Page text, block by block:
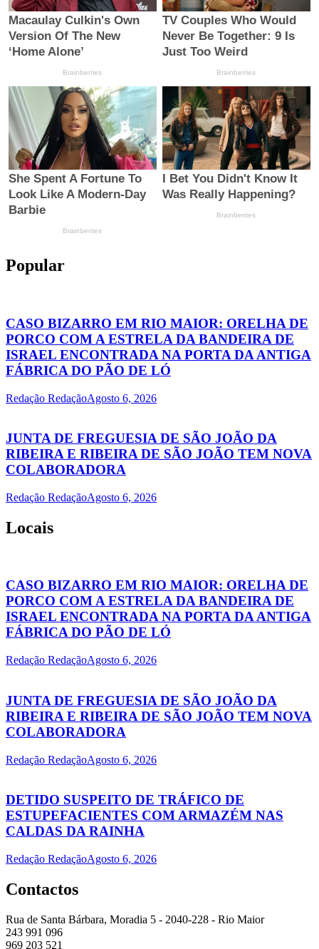
Popular
CASO BIZARRO EM RIO MAIOR: ORELHA DE
PORCO COM A ESTRELA DA BANDEIRA DE
ISRAEL ENCONTRADA NA PORTA DA ANTIGA
FÁBRICA DO PÃO DE LÓ
Redação RedaçãoAgosto 6, 2026
JUNTA DE FREGUESIA DE SÃO JOÃO DA
RIBEIRA E RIBEIRA DE SÃO JOÃO TEM NOVA
COLABORADORA
Redação RedaçãoAgosto 6, 2026
Locais
CASO BIZARRO EM RIO MAIOR: ORELHA DE
PORCO COM A ESTRELA DA BANDEIRA DE
ISRAEL ENCONTRADA NA PORTA DA ANTIGA
FÁBRICA DO PÃO DE LÓ
Redação RedaçãoAgosto 6, 2026
JUNTA DE FREGUESIA DE SÃO JOÃO DA
RIBEIRA E RIBEIRA DE SÃO JOÃO TEM NOVA
COLABORADORA
Redação RedaçãoAgosto 6, 2026
DETIDO SUSPEITO DE TRÁFICO DE
ESTUPEFACIENTES COM ARMAZÉM NAS
CALDAS DA RAINHA
Redação RedaçãoAgosto 6, 2026
Contactos
Rua de Santa Bárbara, Moradia 5 - 2040-228 - Rio Maior
243 991 096
969 203 521